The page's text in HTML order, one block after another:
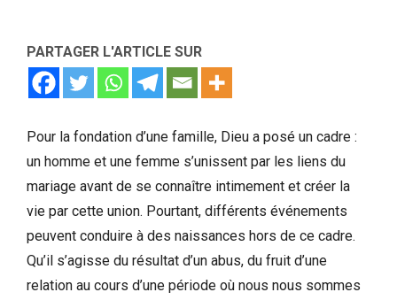
PARTAGER L'ARTICLE SUR
Pour la fondation d’une famille, Dieu a posé un cadre :
un homme et une femme s’unissent par les liens du
mariage avant de se connaître intimement et créer la
vie par cette union. Pourtant, différents événements
peuvent conduire à des naissances hors de ce cadre.
Qu’il s’agisse du résultat d’un abus, du fruit d’une
relation au cours d’une période où nous nous sommes